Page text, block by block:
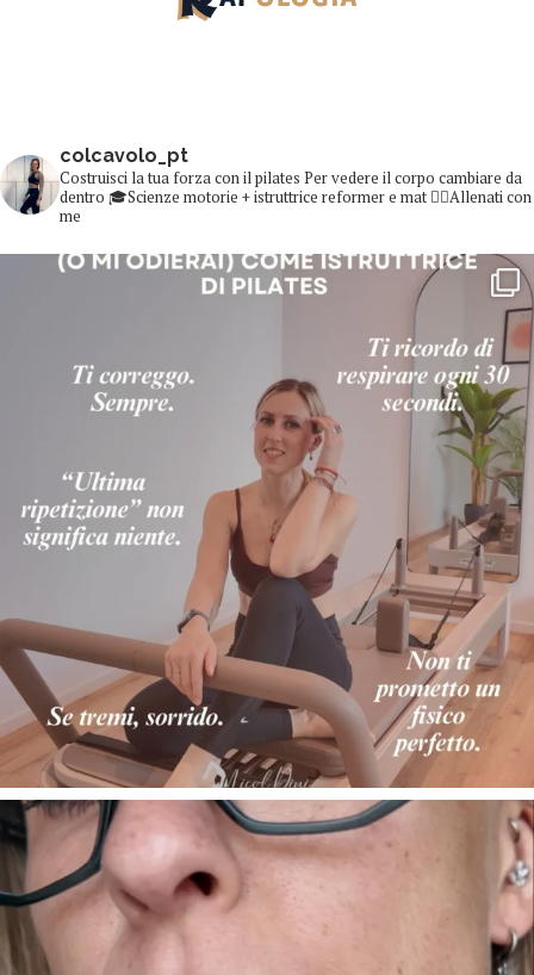
colcavolo_pt
Costruisci la tua forza con il pilates Per vedere il corpo cambiare da
dentro 🎓Scienze motorie + istruttrice reformer e mat 👇🏻Allenati con
me